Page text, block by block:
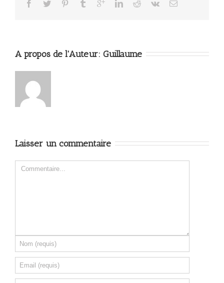
A propos de l'Auteur: Guillaume
Laisser un commentaire